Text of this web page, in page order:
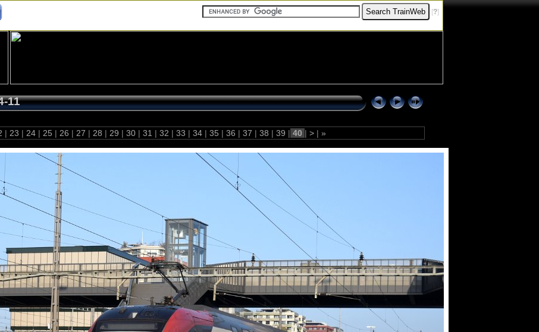
[?]
11
| 23 | 24 | 25 | 26 | 27 | 28 | 29 | 30 | 31 | 32 | 33 | 34 | 35 | 36 | 37 | 38 | 39 | 40 | > | »